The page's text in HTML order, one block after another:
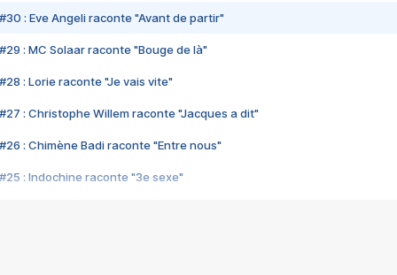
#30 : Eve Angeli raconte "Avant de partir"
#29 : MC Solaar raconte "Bouge de là"
#28 : Lorie raconte "Je vais vite"
#27 : Christophe Willem raconte "Jacques a dit"
#26 : Chimène Badi raconte "Entre nous"
#25 : Indochine raconte "3e sexe"